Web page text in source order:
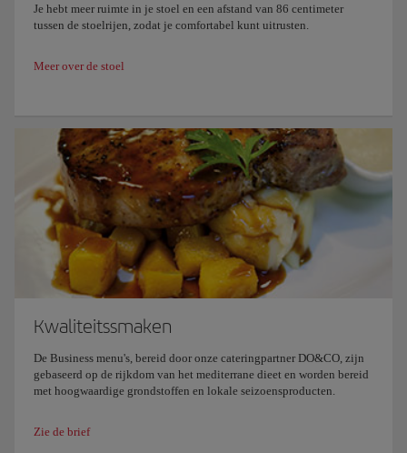
Je hebt meer ruimte in je stoel en een afstand van 86 centimeter
tussen de stoelrijen, zodat je comfortabel kunt uitrusten.
Meer over de stoel
Kwaliteitssmaken
De Business menu's, bereid door onze cateringpartner DO&CO, zijn
gebaseerd op de rijkdom van het mediterrane dieet en worden bereid
met hoogwaardige grondstoffen en lokale seizoensproducten.
Zie de brief